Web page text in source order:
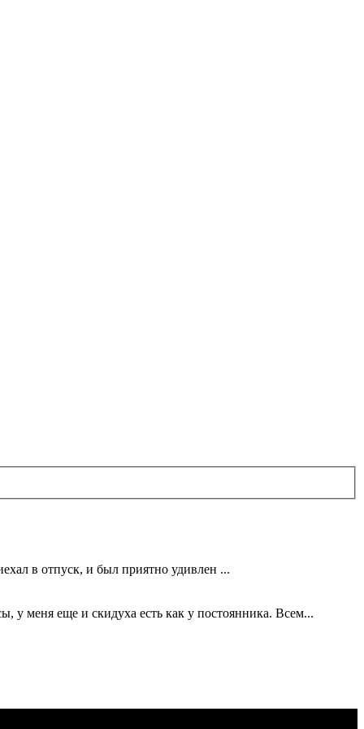
в отпуск, и был приятно удивлен ...
меня еще и скидуха есть как у постоянника. Всем...